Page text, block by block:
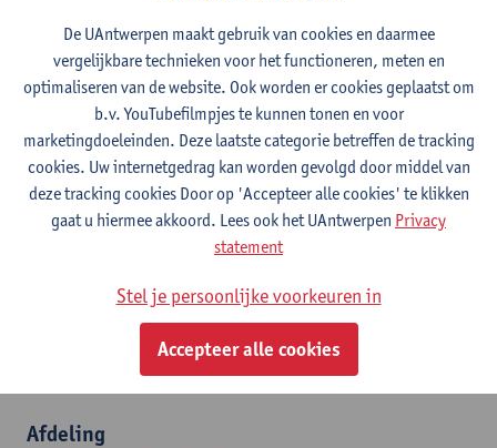
Contact
Stadscampus
2000 Antwerpen, BEL
Afdeling
De UAntwerpen maakt gebruik van cookies en daarmee
vergelijkbare technieken voor het functioneren, meten en
optimaliseren van de website. Ook worden er cookies geplaatst om
b.v. YouTubefilmpjes te kunnen tonen en voor
marketingdoeleinden. Deze laatste categorie betreffen de tracking
cookies. Uw internetgedrag kan worden gevolgd door middel van
deze tracking cookies Door op 'Accepteer alle cookies' te klikken
gaat u hiermee akkoord. Lees ook het UAntwerpen Privacy
statement
Stel je persoonlijke voorkeuren in
Accepteer alle cookies